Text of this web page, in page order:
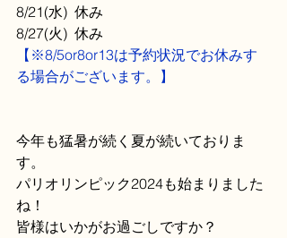
8/21(水)  休み
8/27(火)  休み
【※8/5or8or13は予約状況でお休みす
る場合がございます。】
今年も猛暑が続く夏が続いておりま
す。
パリオリンピック2024も始まりました
ね！
皆様はいかがお過ごしですか？